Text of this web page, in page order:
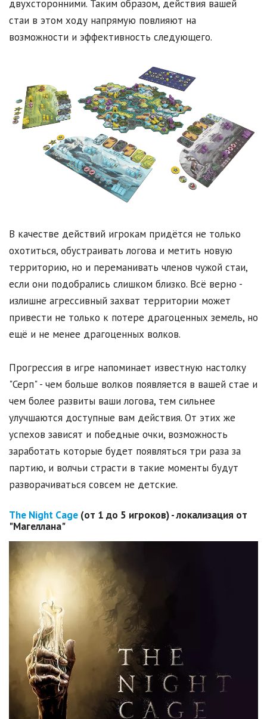
двухсторонними. Таким образом, действия вашей
стаи в этом ходу напрямую повлияют на
возможности и эффективность следующего.
В качестве действий игрокам придётся не только
охотиться, обустраивать логова и метить новую
территорию, но и переманивать членов чужой стаи,
если они подобрались слишком близко. Всё верно -
излишне агрессивный захват территории может
привести не только к потере драгоценных земель, но
ещё и не менее драгоценных волков.
Прогрессия в игре напоминает известную настолку
"Серп" - чем больше волков появляется в вашей стае и
чем более развиты ваши логова, тем сильнее
улучшаются доступные вам действия. От этих же
успехов зависят и победные очки, возможность
заработать которые будет появляться три раза за
партию, и волчьи страсти в такие моменты будут
разворачиваться совсем не детские.
The Night Cage (от 1 до 5 игроков) - локализация от
"Магеллана"